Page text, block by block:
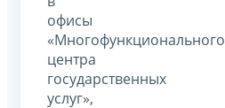
офисы
«Многофункционального
центра
государственных
услуг»,